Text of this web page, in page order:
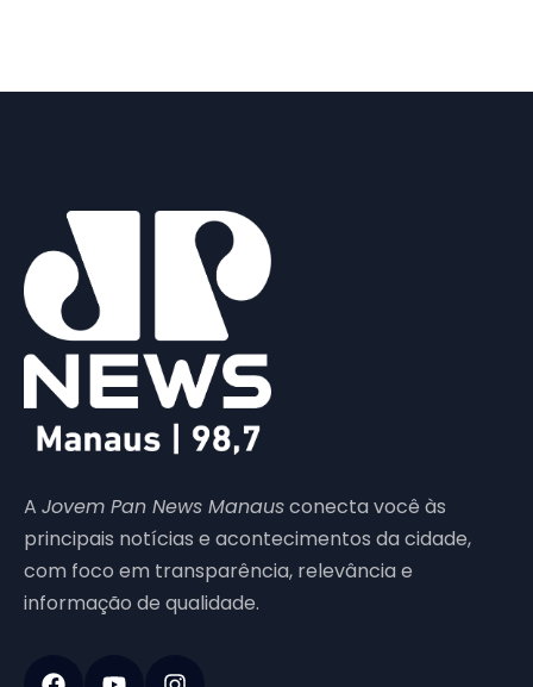
A Jovem Pan News Manausconecta você às
principais notícias e acontecimentos da cidade,
com foco em transparência, relevância e
informação de qualidade.